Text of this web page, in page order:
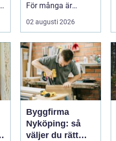
För många är
besöket en paus i
vardagen, ett s...
02 augusti 2026
Byggfirma
Nyköping: så
väljer du rätt